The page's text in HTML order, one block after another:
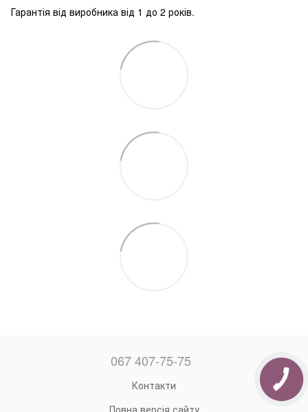
Гарантія від виробника від 1 до 2 років.
067 407-75-75
Контакти